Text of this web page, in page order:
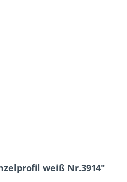
weiß Nr.3914"